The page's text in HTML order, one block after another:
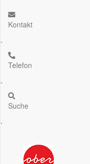
Kontakt
.
Telefon
.
Suche
.